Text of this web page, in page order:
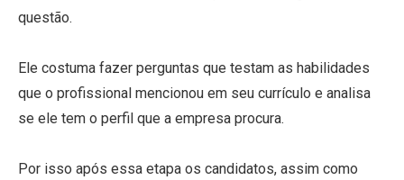
questão.
Ele costuma fazer perguntas que testam as habilidades
que o profissional mencionou em seu currículo e analisa
se ele tem o perfil que a empresa procura.
Por isso após essa etapa os candidatos, assim como